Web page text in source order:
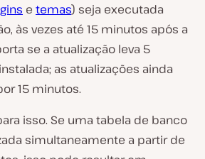
e temas) seja executada
às vezes até 15 minutos após a
se a atualização leva 5
as atualizações ainda
15 minutos.
isso. Se uma tabela de banco
simultaneamente a partir de